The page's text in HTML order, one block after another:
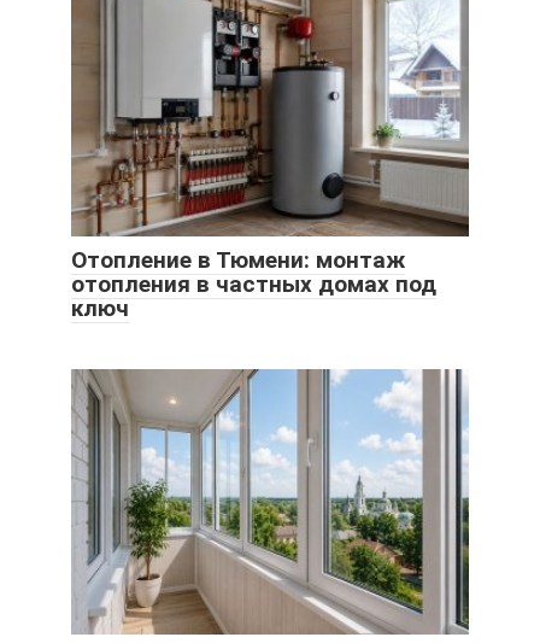
Отопление в Тюмени: монтаж
отопления в частных домах под
ключ